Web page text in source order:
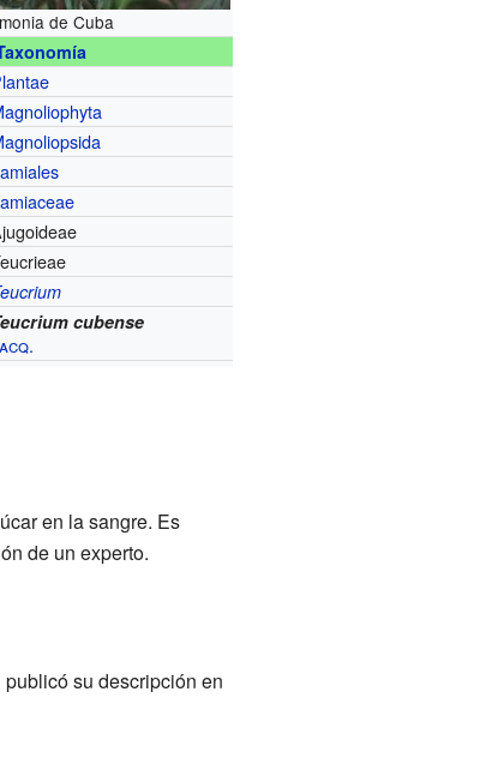
de Cuba
cubense
en la sangre. Es
de un experto.
publicó su descripción en